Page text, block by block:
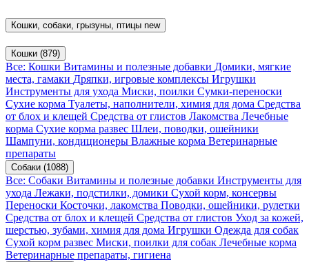
Кошки, собаки, грызуны, птицы new
Кошки (879)
Все: Кошки Витамины и полезные добавки Домики, мягкие
места, гамаки Дряпки, игровые комплексы Игрушки
Инструменты для ухода Миски, поилки Сумки-переноски
Сухие корма Туалеты, наполнители, химия для дома Средства
от блох и клещей Средства от глистов Лакомства Лечебные
корма Сухие корма развес Шлеи, поводки, ошейники
Шампуни, кондиционеры Влажные корма Ветеринарные
препараты
Собаки (1088)
Все: Собаки Витамины и полезные добавки Инструменты для
ухода Лежаки, подстилки, домики Сухой корм, консервы
Переноски Косточки, лакомства Поводки, ошейники, рулетки
Средства от блох и клещей Средства от глистов Уход за кожей,
шерстью, зубами, химия для дома Игрушки Одежда для собак
Сухой корм развес Миски, поилки для собак Лечебные корма
Ветеринарные препараты, гигиена